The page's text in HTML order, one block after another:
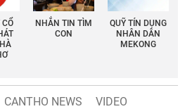
CỔ
NHẮN TIN TÌM
CON
QUỸ TÍN DỤNG
NHÂN DÂN
MEKONG
CANTHO NEWS
VIDEO